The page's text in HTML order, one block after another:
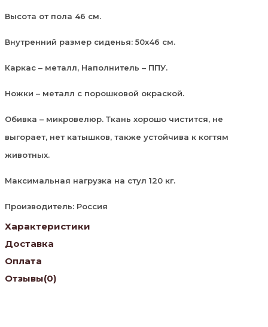
Высота от пола 46 см.
Внутренний размер сиденья: 50х46 см.
Каркас – металл, Наполнитель – ППУ.
Ножки – металл с порошковой окраской.
Обивка – микровелюр. Ткань хорошо чистится, не
выгорает, нет катышков, также устойчива к когтям
животных.
Максимальная нагрузка на стул 120 кг.
Производитель: Россия
Характеристики
Доставка
Оплата
Отзывы(0)